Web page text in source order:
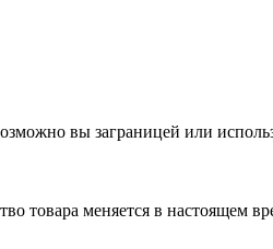
вы заграницей или
товара меняется в настоящем